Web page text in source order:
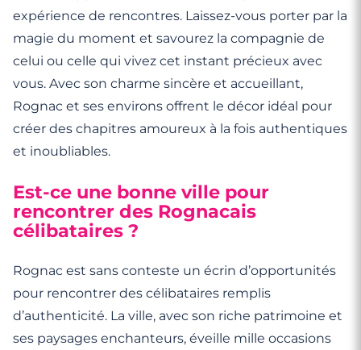
expérience de rencontres. Laissez-vous porter par la
magie du moment et savourez la compagnie de
celui ou celle qui vivez cet instant précieux avec
vous. Avec son charme sincère et accueillant,
Rognac et ses environs offrent le décor idéal pour
créer des chapitres amoureux à la fois authentiques
et inoubliables.
Est-ce une bonne ville pour
rencontrer des Rognacais
célibataires ?
Rognac est sans conteste un écrin d’opportunités
pour rencontrer des célibataires remplis
d’authenticité. La ville, avec son riche patrimoine et
ses paysages enchanteurs, éveille mille occasions